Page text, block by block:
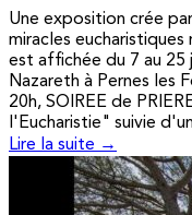
Une exposition crée
miracles eucharistiques
est affichée du 7 au
Nazareth à Pernes les
20h, SOIREE de
l'Eucharistie" suivie
Lire la suite →